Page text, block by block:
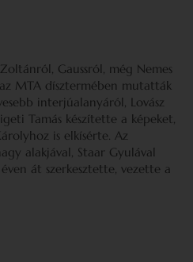
Gaussról, még Nemes
MTA dísztermében mutatták
interjúalanyáról, Lovász
Tamás készítette a képeket,
is elkísérte. Az
alakjával, Staar Gyulával
át szerkesztette, vezette a